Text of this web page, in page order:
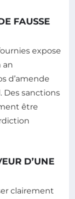
FAUSSE
expose
an
d’amende
Des sanctions
être
D’UNE
clairement